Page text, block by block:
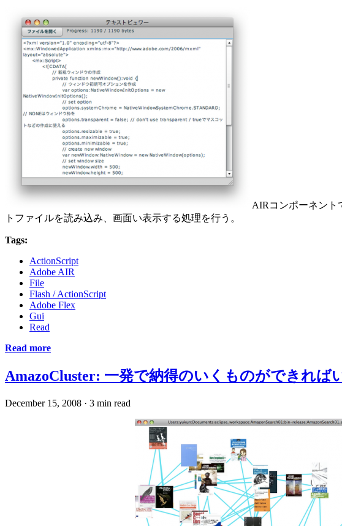
AIRコンポーネント
トファイルを読み込み、画面い表示する処理を行う。
Tags:
ActionScript
Adobe AIR
File
Flash / ActionScript
Adobe Flex
Gui
Read
Read more
AmazoCluster: 一発で納得のいくものができれば
December 15, 2008 · 3 min read